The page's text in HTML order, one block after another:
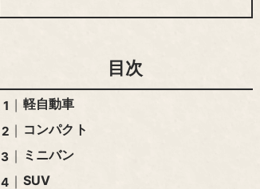
目次
軽自動車
コンパクト
ミニバン
SUV